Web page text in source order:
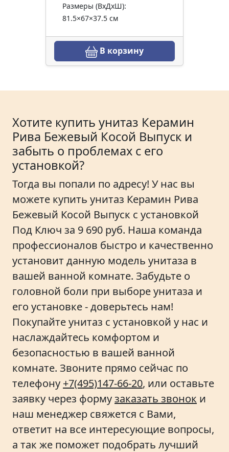
Размеры (ВхДхШ):
81.5×67×37.5 см
В корзину
Хотите купить унитаз Керамин
Рива Бежевый Косой Выпуск и
забыть о проблемах с его
установкой?
Тогда вы попали по адресу! У нас вы
можете купить унитаз Керамин Рива
Бежевый Косой Выпуск с установкой
Под Ключ за 9 690 руб. Наша команда
профессионалов быстро и качественно
установит данную модель унитаза в
вашей ванной комнате. Забудьте о
головной боли при выборе унитаза и
его установке - доверьтесь нам!
Покупайте унитаз с установкой у нас и
наслаждайтесь комфортом и
безопасностью в вашей ванной
комнате. Звоните прямо сейчас по
телефону +7(495)147-66-20, или оставьте
заявку через формузаказать звонок и
наш менеджер свяжется с Вами,
ответит на все интересующие вопросы,
а так же поможет подобрать лучший